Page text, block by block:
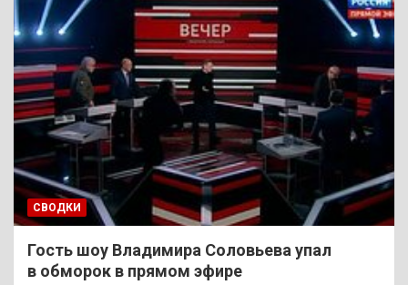
СВОДКИ
Гость шоу Владимира Соловьева упал
в обморок в прямом эфире